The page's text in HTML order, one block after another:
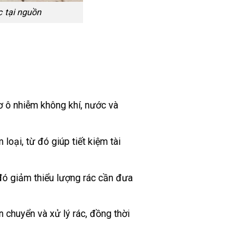
tại nguồn
nhiễm không khí, nước và
loại, từ đó giúp tiết kiệm tài
giảm thiểu lượng rác cần đưa
chuyển và xử lý rác, đồng thời